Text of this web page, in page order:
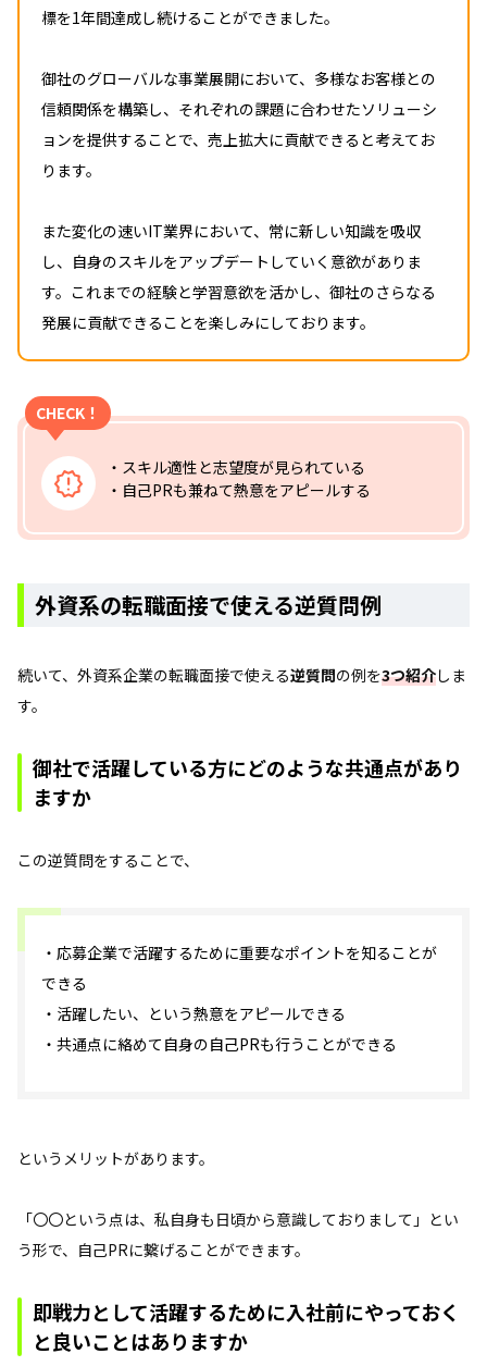
標を1年間達成し続けることができました。
御社のグローバルな事業展開において、多様なお客様との
信頼関係を構築し、それぞれの課題に合わせたソリューシ
ョンを提供することで、売上拡大に貢献できると考えてお
ります。
また変化の速いIT業界において、常に新しい知識を吸収
し、自身のスキルをアップデートしていく意欲がありま
す。これまでの経験と学習意欲を活かし、御社のさらなる
発展に貢献できることを楽しみにしております。
CHECK！
・スキル適性と志望度が見られている
・自己PRも兼ねて熱意をアピールする
外資系の転職面接で使える逆質問例
続いて、外資系企業の転職面接で使える逆質問の例を3つ紹介しま
す。
御社で活躍している方にどのような共通点があり
ますか
この逆質問をすることで、
・応募企業で活躍するために重要なポイントを知ることが
できる
・活躍したい、という熱意をアピールできる
・共通点に絡めて自身の自己PRも行うことができる
というメリットがあります。
「〇〇という点は、私自身も日頃から意識しておりまして」とい
う形で、自己PRに繋げることができます。
即戦力として活躍するために入社前にやっておく
と良いことはありますか